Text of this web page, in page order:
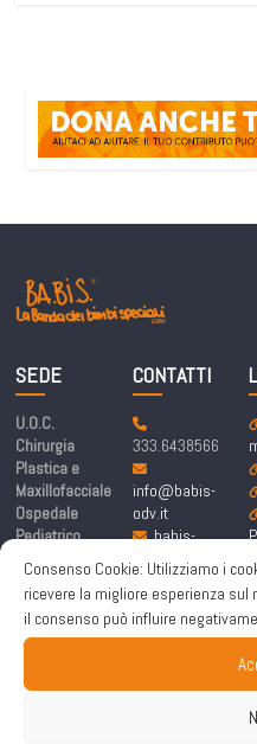
Consenso Cookie: Utilizziamo i
ricevere la migliore esperienza sul
il consenso può influire
SEDE
U.O.C.
Chirurgia
Plastica e
Maxillofacciale
Ospedale
Pediatrico
Bambino Gesù
Piazza
Sant’Onofrio 4,
00165 Roma
CONTATTI
333.6438566
info@babis-
odv.it
babis-
labandadeibim
bispeciali@pe
c.it